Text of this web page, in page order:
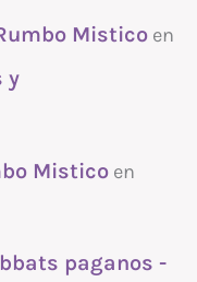
Mistico en
y
Mistico en
paganos -